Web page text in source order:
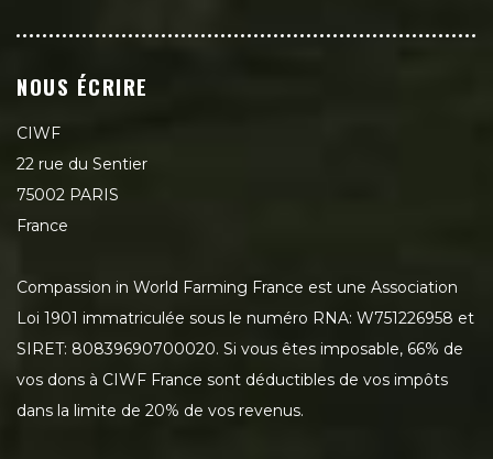
NOUS ÉCRIRE
CIWF
22 rue du Sentier
75002 PARIS
France
Compassion in World Farming France est une Association
Loi 1901 immatriculée sous le numéro RNA: W751226958 et
SIRET: 80839690700020. Si vous êtes imposable, 66% de
vos dons à CIWF France sont déductibles de vos impôts
dans la limite de 20% de vos revenus.